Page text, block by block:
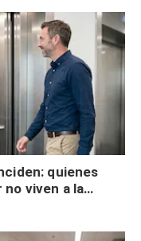
quienes
viven a la